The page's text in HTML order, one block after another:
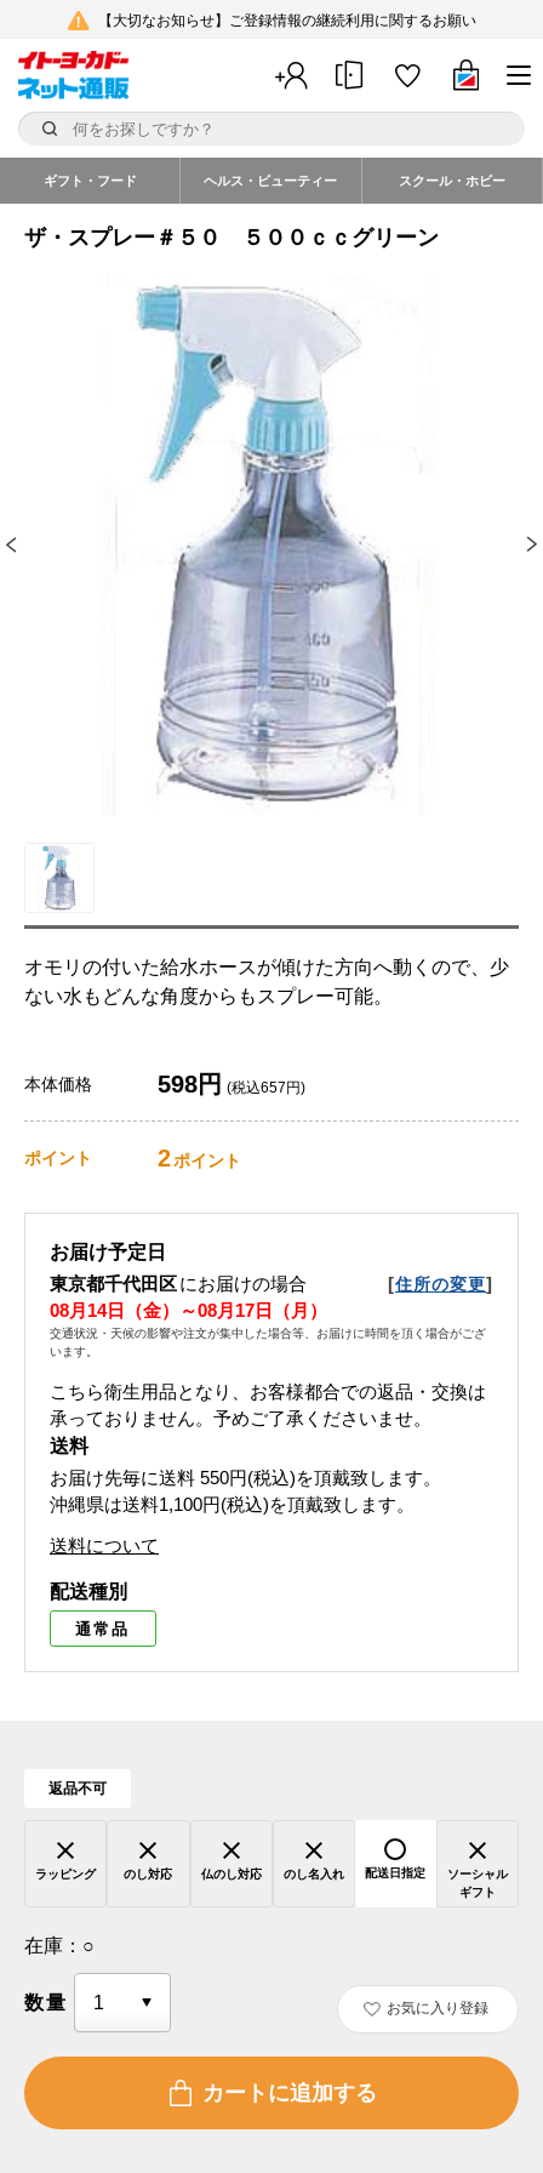
【大切なお知らせ】ご登録情報の継続利用に関するお願い
ギフト・フード ヘルス・ビューティー スクール・ホビー
ザ・スプレー＃５０ ５００ｃｃグリーン
オモリの付いた給水ホースが傾けた方向へ動くので、少
ない水もどんな角度からもスプレー可能。
本体価格 598円 (税込657円)
ポイント 2ポイント
お届け予定日
東京都千代田区にお届けの場合 [住所の変更]
08月14日（金）～08月17日（月）
交通状況・天候の影響や注文が集中した場合等、お届けに時間を頂く場合がござ
います。
こちら衛生用品となり、お客様都合での返品・交換は
承っておりません。予めご了承くださいませ。
送料
お届け先毎に送料 550円(税込)を頂戴致します。
沖縄県は送料1,100円(税込)を頂戴致します。
送料について
配送種別
通常品
返品不可
ラッピング のし対応 仏のし対応 のし名入れ 配送日指定
ソーシャル
ギフト
在庫： ○
数量 お気に入り登録